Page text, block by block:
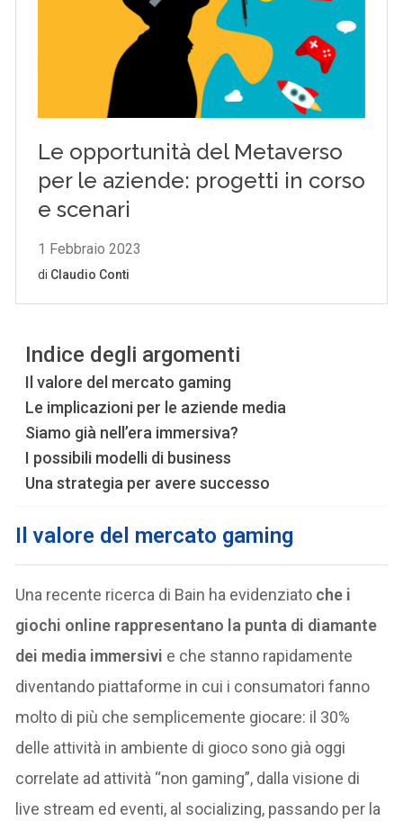
Indice degli argomenti
Il valore del mercato gaming
Le implicazioni per le aziende media
Siamo già nell’era immersiva?
I possibili modelli di business
Una strategia per avere successo
Il valore del mercato gaming
Una recente ricerca di Bain ha evidenziato che i
giochi online rappresentano la punta di diamante
dei media immersivi e che stanno rapidamente
diventando piattaforme in cui i consumatori fanno
molto di più che semplicemente giocare: il 30%
delle attività in ambiente di gioco sono già oggi
correlate ad attività “non gaming”, dalla visione di
live stream ed eventi, al socializing, passando per la